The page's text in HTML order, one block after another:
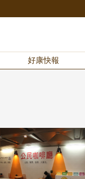
好康快報